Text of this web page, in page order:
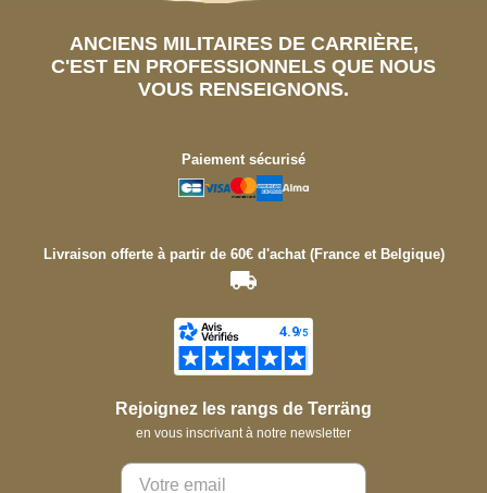
ANCIENS MILITAIRES DE CARRIÈRE,
C'EST EN PROFESSIONNELS QUE NOUS
VOUS RENSEIGNONS.
Paiement sécurisé
Livraison offerte à partir de 60€ d'achat (France et Belgique)
Rejoignez les rangs de Terräng
en vous inscrivant à notre newsletter